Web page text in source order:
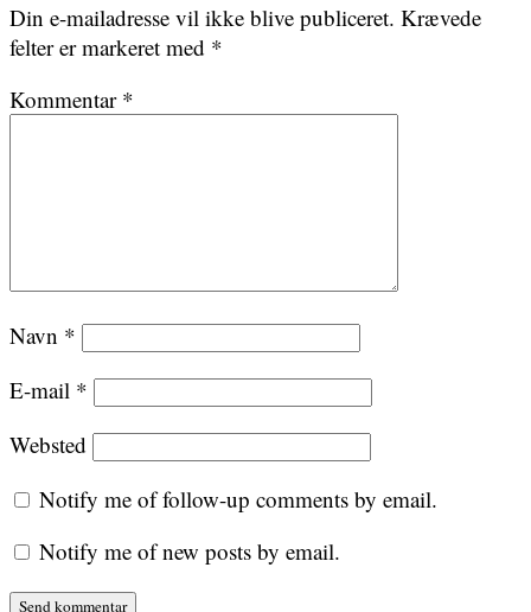
Din e-mailadresse vil ikke blive publiceret. Krævede
felter er markeret med *
Kommentar *
Navn *
E-mail *
Websted
Notify me of follow-up comments by email.
Notify me of new posts by email.